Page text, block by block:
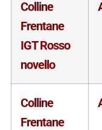
Colline
Frentane
IGT Rosso
novello
Colline
Frentane